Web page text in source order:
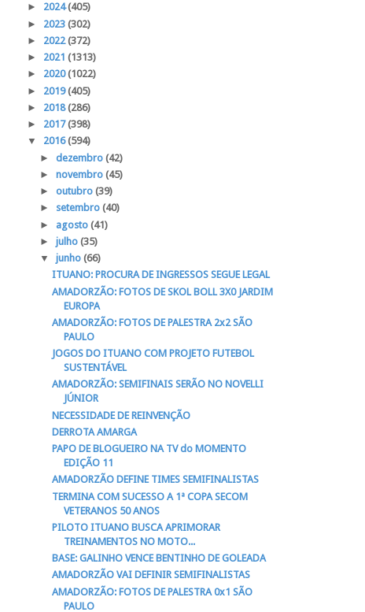
► 2024(405)
► 2023 (302)
► 2022(372)
► 2021 (1313)
► 2020(1022)
► 2019(405)
► 2018(286)
► 2017(398)
▼ 2016(594)
► dezembro (42)
► novembro (45)
► outubro (39)
► setembro (40)
► agosto (41)
► julho (35)
▼ junho (66)
ITUANO: PROCURA DE INGRESSOS SEGUE LEGAL
AMADORZÃO: FOTOS DE SKOL BOLL 3X0 JARDIM
EUROPA
AMADORZÃO: FOTOS DE PALESTRA 2x2 SÃO
PAULO
JOGOS DO ITUANO COM PROJETO FUTEBOL
SUSTENTÁVEL
AMADORZÃO: SEMIFINAIS SERÃO NO NOVELLI
JÚNIOR
NECESSIDADE DE REINVENÇÃO
DERROTA AMARGA
PAPO DE BLOGUEIRO NA TV do MOMENTO
EDIÇÃO 11
AMADORZÃO DEFINE TIMES SEMIFINALISTAS
TERMINA COM SUCESSO A 1ª COPA SECOM
VETERANOS 50 ANOS
PILOTO ITUANO BUSCA APRIMORAR
TREINAMENTOS NO MOTO...
BASE: GALINHO VENCE BENTINHO DE GOLEADA
AMADORZÃO VAI DEFINIR SEMIFINALISTAS
AMADORZÃO: FOTOS DE PALESTRA 0x1 SÃO
PAULO